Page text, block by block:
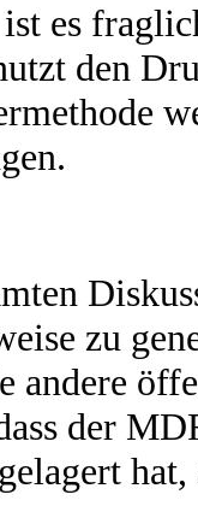
es
den
zu
andere
der